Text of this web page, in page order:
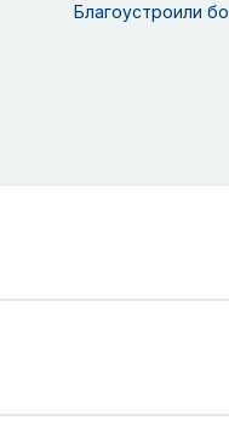
Благоустроили